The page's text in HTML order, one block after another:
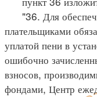
"36. Для
плательщиками
уплатой пени в
ошибочно
взносов,
фондами, Центр